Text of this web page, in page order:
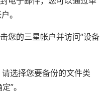
。
您的三星帐户并访问“设备
选择您要备份的文件类
”。